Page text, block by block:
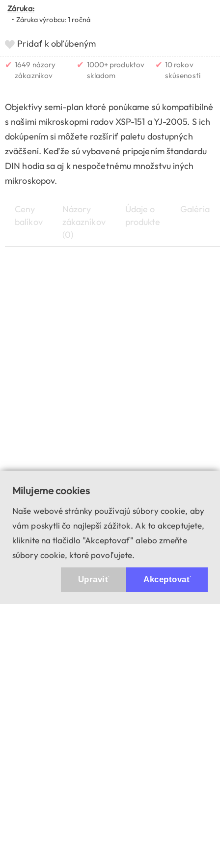
Záruka:
• Záruka výrobcu: 1 ročná
Pridať k obľúbeným
✔ 1649 názory
zákazníkov
✔ 1000+ produktov
skladom
✔ 10 rokov
skúsenosti
Objektívy semi-plan ktoré ponúkame sú kompatibilné
s našimi mikroskopmi radov XSP-151 a YJ-2005. S ich
dokúpením si môžete rozšíriť paletu dostupných
zväčšení. Keďže sú vybavené pripojením štandardu
DIN hodia sa aj k nespočetnému množstvu iných
mikroskopov.
Ceny
balíkov
Názory
zákazníkov
(0)
Údaje o
produkte
Galéria
Milujeme cookies
Naše webové stránky používajú súbory cookie, aby
vám poskytli čo najlepší zážitok. Ak to akceptujete,
kliknite na tlačidlo "Akceptovať" alebo zmeňte
súbory cookie, ktoré povoľujete.
Akceptovať
Upraviť